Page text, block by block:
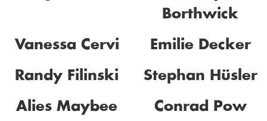
Borthwick
Vanessa Cervi Emilie Decker
Randy Filinski Stephan Hüsler
Alies Maybee Conrad Pow